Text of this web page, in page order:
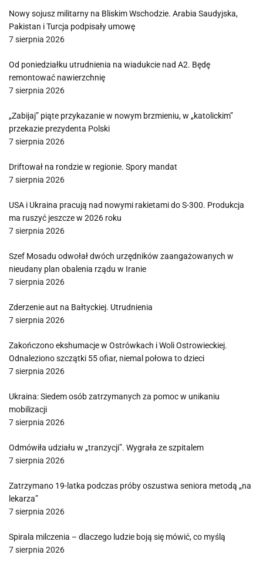
Nowy sojusz militarny na Bliskim Wschodzie. Arabia Saudyjska,
Pakistan i Turcja podpisały umowę
7 sierpnia 2026
Od poniedziałku utrudnienia na wiadukcie nad A2. Będę
remontować nawierzchnię
7 sierpnia 2026
„Zabijaj” piąte przykazanie w nowym brzmieniu, w „katolickim”
przekazie prezydenta Polski
7 sierpnia 2026
Driftował na rondzie w regionie. Spory mandat
7 sierpnia 2026
USA i Ukraina pracują nad nowymi rakietami do S-300. Produkcja
ma ruszyć jeszcze w 2026 roku
7 sierpnia 2026
Szef Mosadu odwołał dwóch urzędników zaangażowanych w
nieudany plan obalenia rządu w Iranie
7 sierpnia 2026
Zderzenie aut na Bałtyckiej. Utrudnienia
7 sierpnia 2026
Zakończono ekshumacje w Ostrówkach i Woli Ostrowieckiej.
Odnaleziono szczątki 55 ofiar, niemal połowa to dzieci
7 sierpnia 2026
Ukraina: Siedem osób zatrzymanych za pomoc w unikaniu
mobilizacji
7 sierpnia 2026
Odmówiła udziału w „tranzycji”. Wygrała ze szpitalem
7 sierpnia 2026
Zatrzymano 19-latka podczas próby oszustwa seniora metodą „na
lekarza”
7 sierpnia 2026
Spirala milczenia – dlaczego ludzie boją się mówić, co myślą
7 sierpnia 2026